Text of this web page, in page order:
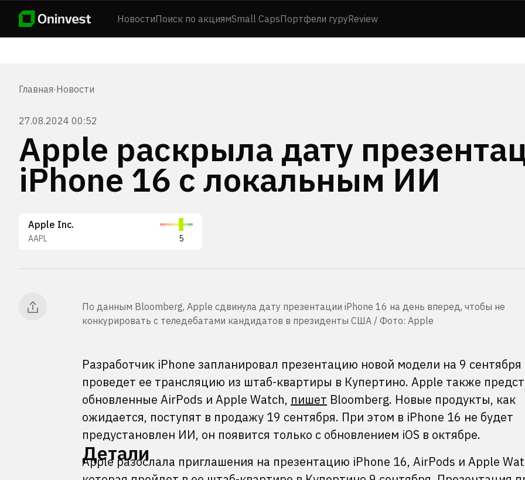
НовостиПоиск по акциямSmall CapsПортфели гуруReview
Главная·Новости
27.08.2024 00:52
Apple раскрыла дату
iPhone 16 с локальным ИИ
Apple Inc.
AAPL 5
По данным Bloomberg, Apple сдвинула дату презентации iPhone 16 на день вперед, чтобы не
конкурировать с теледебатами кандидатов в президенты США / Фото: Apple
Разработчик iPhone запланировал презентацию новой модели на 9 сентября
проведет ее трансляцию из штаб-квартиры в Купертино. Apple также
обновленные AirPods и Apple Watch, пишет Bloomberg. Новые продукты, как
ожидается, поступят в продажу 19 сентября. При этом в iPhone 16 не будет
предустановлен ИИ, он появится только с обновлением iOS в октябре.
Детали
Apple разослала приглашения на презентацию iPhone 16, AirPods и Apple